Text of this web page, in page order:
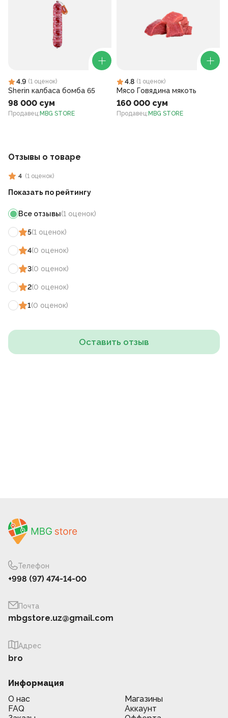
4.9 (1 оценок)
Sherin калбаса бомба 65
98 000 сум
Продавец: MBG STORE
4.8 (1 оценок)
Мясо Говядина мякоть
160 000 сум
Продавец: MBG STORE
Отзывы о товаре
4 (1 оценок)
Показать по рейтингу
Все отзывы(1 оценок)
5(1 оценок)
4(0 оценок)
3(0 оценок)
2(0 оценок)
1(0 оценок)
Оставить отзыв
Телефон
+998 (97) 474-14-00
Почта
mbgstore.uz@gmail.com
Адрес
bro
Информация
О нас
Магазины
FAQ
Аккаунт